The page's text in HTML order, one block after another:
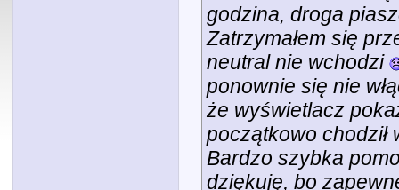
godzina, droga
Zatrzymałem się
neutral nie wchodzi
ponownie się nie
że wyświetlacz
początkowo chodził
Bardzo szybka
dziękuję, bo